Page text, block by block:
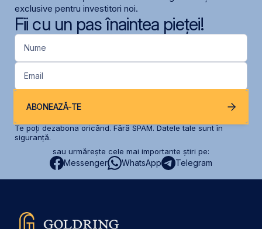
exclusive pentru investitori noi.
Fii cu un pas înaintea pieței!
Nume
Email
ABONEAZĂ-TE
Te poți dezabona oricând. Fără SPAM. Datele tale sunt în
siguranță.
sau urmărește cele mai importante știri pe:
Messenger WhatsApp Telegram